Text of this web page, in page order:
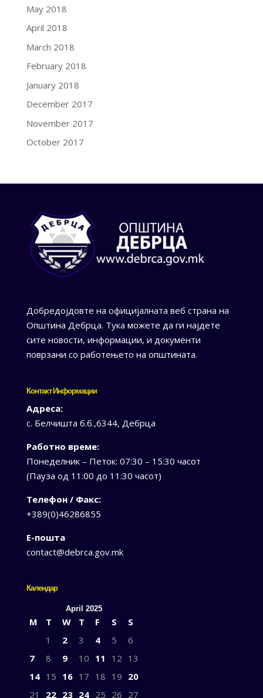
May 2018
April 2018
March 2018
February 2018
January 2018
December 2017
November 2017
October 2017
Добредојдовте на официјалната веб страна на
Општина Дебрца. Тука можете да ги најдете
сите новости, информации, и документи
поврзани со работењето на општината.
Контакт Информации
Адреса:
с. Белчишта б.б.,6344, Дебрца
Работно време:
Понеделник – Петок: 07:30 – 15:30 часот
(Пауза од 11:00 до 11:30 часот)
Телефон / Факс:
+389(0)46286855
Е-пошта
contact@debrca.gov.mk
Календар
April 2025
M T W T F S
S
1
2 3 4 5
6
7
8 9 10 11 12 13
14 15 16 17 18 19 20
21
22 23 24 25 26 27